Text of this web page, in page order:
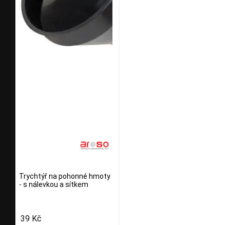
Trychtýř na pohonné hmoty
- s nálevkou a sítkem
39 Kč